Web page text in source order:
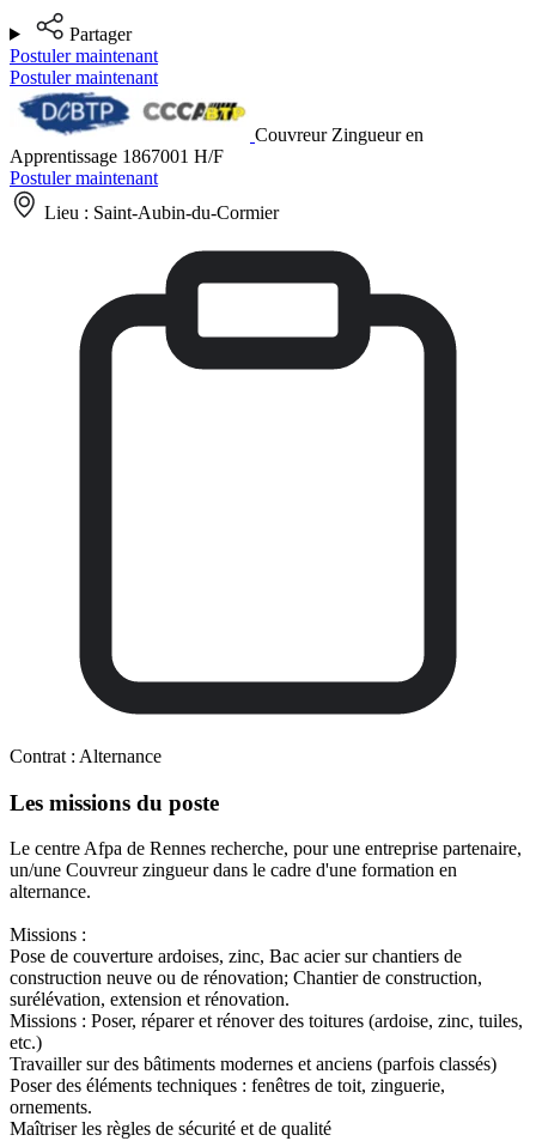
Partager
Postuler maintenant
Postuler maintenant
Couvreur Zingueur en
Apprentissage 1867001 H/F
Postuler maintenant
Lieu : Saint-Aubin-du-Cormier
Contrat : Alternance
Les missions du poste
Le centre Afpa de Rennes recherche, pour une entreprise partenaire,
un/une Couvreur zingueur dans le cadre d'une formation en
alternance.
Missions :
Pose de couverture ardoises, zinc, Bac acier sur chantiers de
construction neuve ou de rénovation; Chantier de construction,
surélévation, extension et rénovation.
Missions : Poser, réparer et rénover des toitures (ardoise, zinc, tuiles,
etc.)
Travailler sur des bâtiments modernes et anciens (parfois classés)
Poser des éléments techniques : fenêtres de toit, zinguerie,
ornements.
Maîtriser les règles de sécurité et de qualité